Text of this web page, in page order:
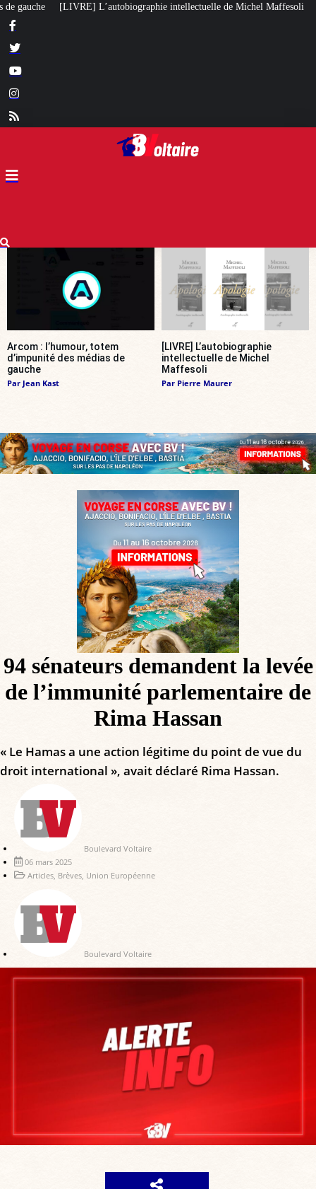
intellectuelle de Michel Maffesoli Pour regagner son influence en
Arcom : l’humour, totem
d’impunité des médias de
gauche
Par Jean Kast
[LIVRE] L’autobiographie
intellectuelle de Michel
Maffesoli
Par Pierre Maurer
94 sénateurs demandent la levée
de l’immunité parlementaire de
Rima Hassan
« Le Hamas a une action légitime du point de vue du
droit international », avait déclaré Rima Hassan.
Boulevard Voltaire
06 mars 2025
Articles Brèves Union Européenne
Boulevard Voltaire